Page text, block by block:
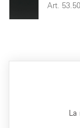
Art.
La